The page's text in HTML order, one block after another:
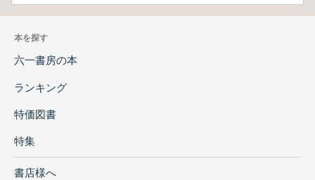
本を探す
六一書房の本
ランキング
特価図書
特集
書店様へ